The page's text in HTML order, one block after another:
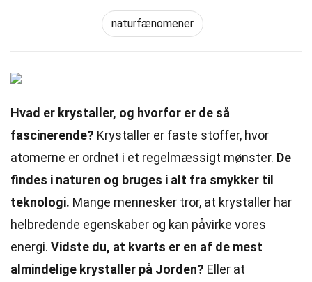
naturfænomener
Hvad er krystaller, og hvorfor er de så
fascinerende? Krystaller er faste stoffer, hvor
atomerne er ordnet i et regelmæssigt mønster. De
findes i naturen og bruges i alt fra smykker til
teknologi. Mange mennesker tror, at krystaller har
helbredende egenskaber og kan påvirke vores
energi. Vidste du, at kvarts er en af de mest
almindelige krystaller på Jorden? Eller at